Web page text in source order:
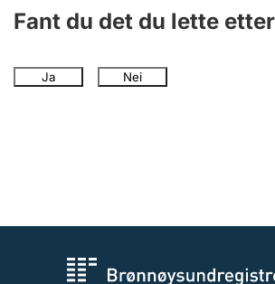
Fant du det du lette
Ja Nei